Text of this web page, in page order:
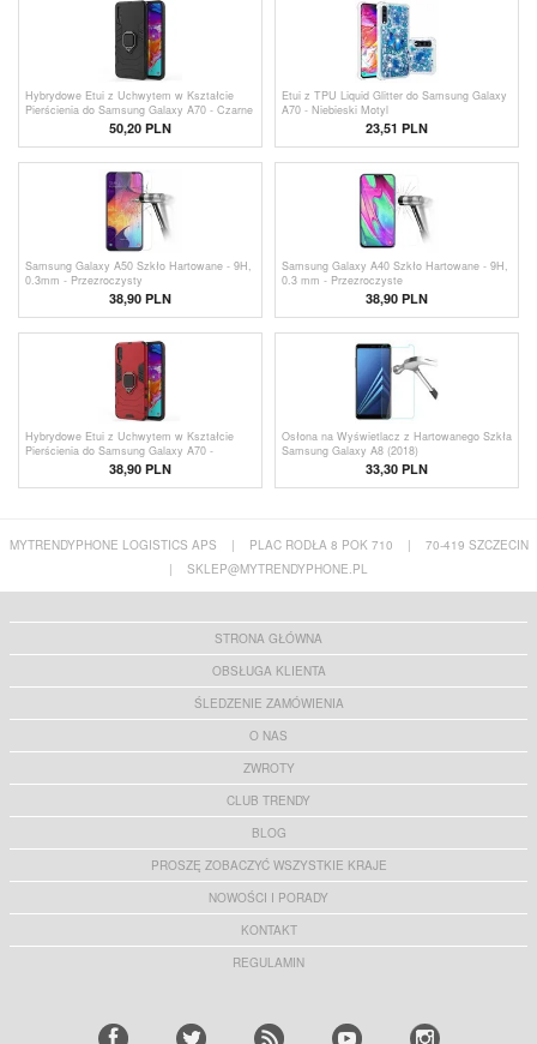
Hybrydowe Etui z Uchwytem w Kształcie
Pierścienia do Samsung Galaxy A70 - Czarne
50,20 PLN
Etui z TPU Liquid Glitter do Samsung Galaxy
A70 - Niebieski Motyl
23,51 PLN
Samsung Galaxy A50 Szkło Hartowane - 9H,
0.3mm - Przezroczysty
38,90 PLN
Samsung Galaxy A40 Szkło Hartowane - 9H,
0.3 mm - Przezroczyste
38,90 PLN
Hybrydowe Etui z Uchwytem w Kształcie
Pierścienia do Samsung Galaxy A70 -
38,90 PLN
Osłona na Wyświetlacz z Hartowanego Szkła
Samsung Galaxy A8 (2018)
33,30 PLN
MYTRENDYPHONE LOGISTICS APS | PLAC RODŁA 8 POK 710 |
70-419 SZCZECIN
|
SKLEP@MYTRENDYPHONE.PL
STRONA GŁÓWNA
OBSŁUGA KLIENTA
ŚLEDZENIE ZAMÓWIENIA
O NAS
ZWROTY
CLUB TRENDY
BLOG
PROSZĘ ZOBACZYĆ WSZYSTKIE KRAJE
NOWOŚCI I PORADY
KONTAKT
REGULAMIN